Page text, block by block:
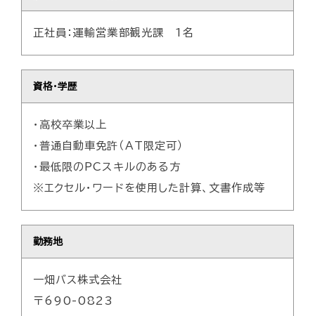
一畑グループ
正社員：運輸営業部観光課 1名
資格・学歴
・高校卒業以上
・普通自動車免許（AT限定可）
・最低限のPCスキルのある方
※エクセル・ワードを使用した計算、文書作成等
勤務地
一畑バス株式会社
〒690-0823